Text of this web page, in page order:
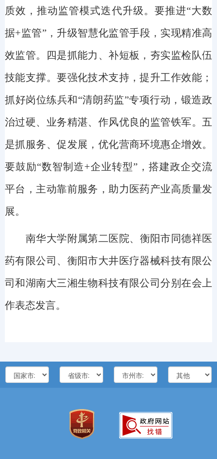
质效，推动监管模式迭代升级。要推进“大数
据+监管”，升级智慧化监管手段，实现精准高
效监管。四是抓能力、补短板，夯实监检队伍
技能支撑。要强化技术支持，提升工作效能；
抓好岗位练兵和“清朗药监”专项行动，锻造政
治过硬、业务精湛、作风优良的监管铁军。五
是抓服务、促发展，优化营商环境惠企增效。
要鼓励“数智制造+企业转型”，搭建政企交流
平台，主动靠前服务，助力医药产业高质量发
展。
南华大学附属第二医院、衡阳市同德祥医
药有限公司、衡阳市大井医疗器械科技有限公
司和湖南大三湘生物科技有限公司分别在会上
作表态发言。